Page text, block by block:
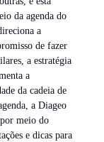
da agenda do
a
de fazer
a estratégia
a
da cadeia de
a Diageo
meio do
e dicas para